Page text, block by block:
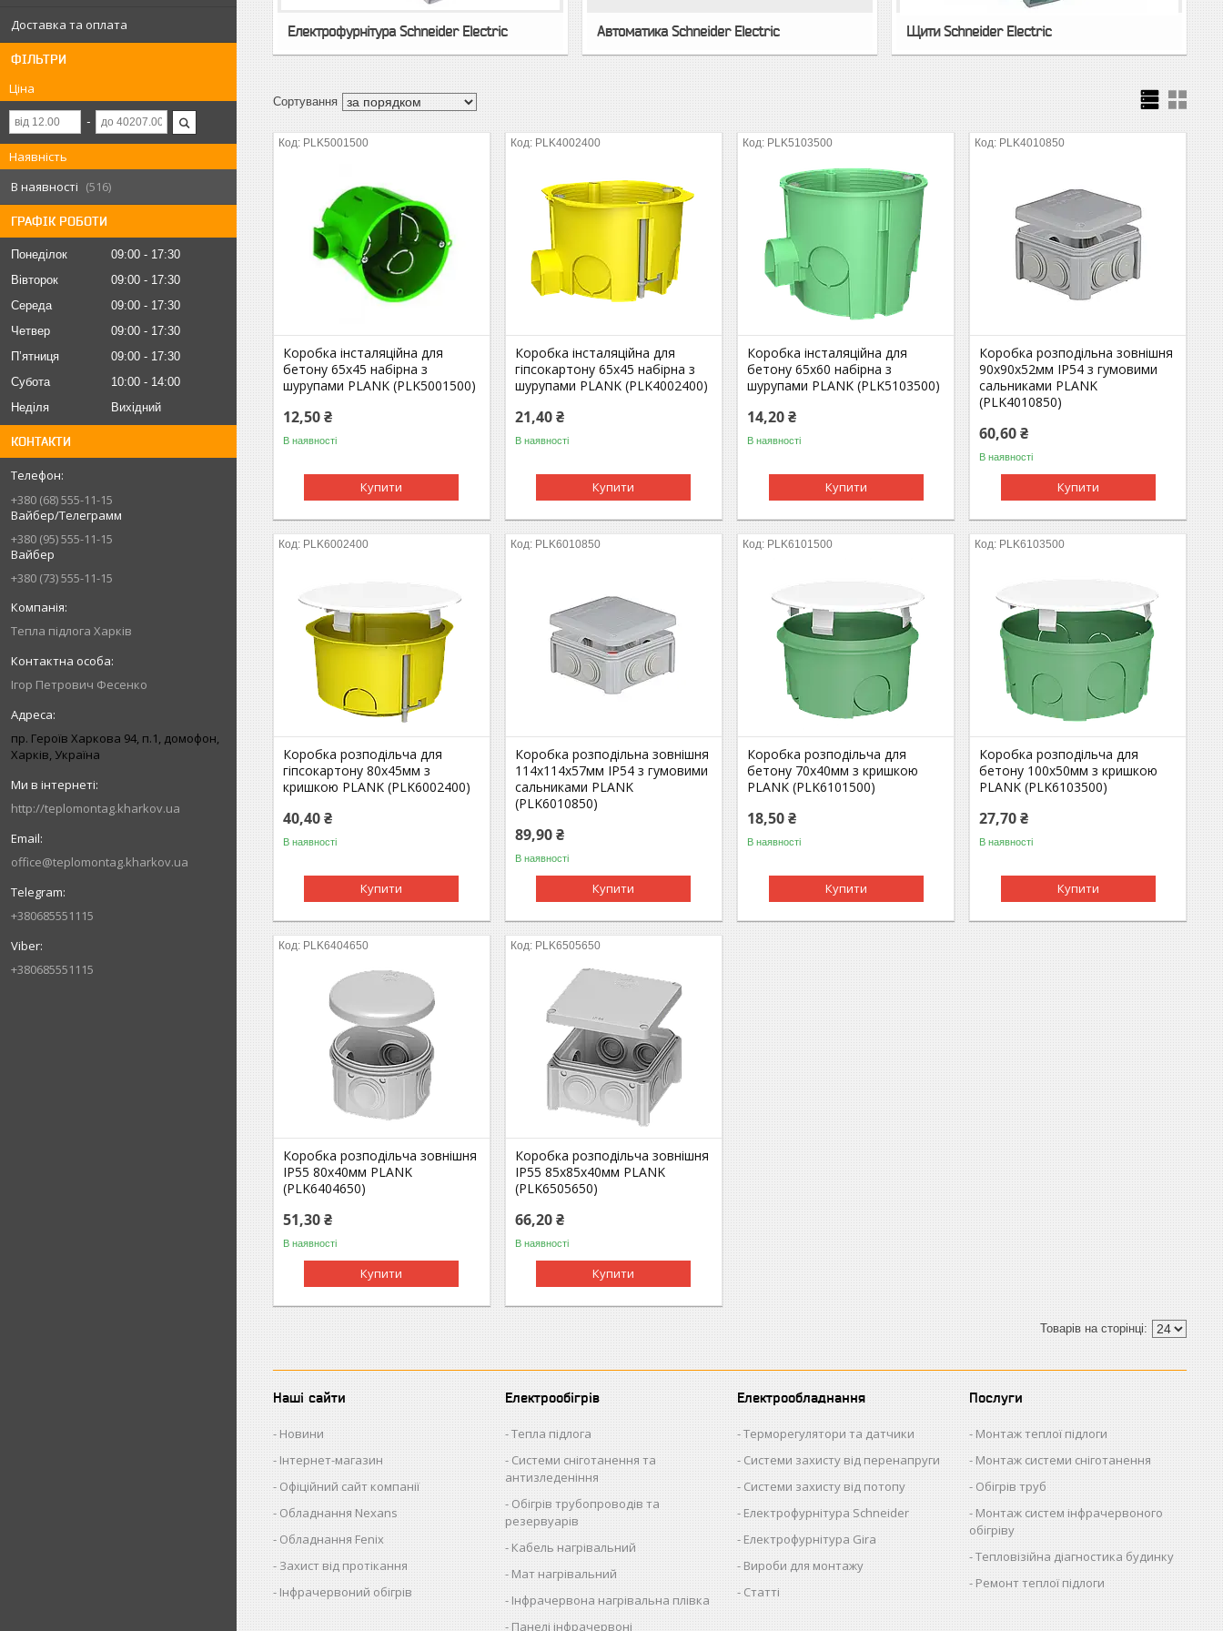
Доставка та оплата
ФІЛЬТРИ
Ціна
Наявність
В наявності
516
ГРАФІК РОБОТИ
Понеділок 09:00
17:30
Вівторок
09:00
17:30
Середа
09:00
17:30
Четвер
09:00
17:30
Пʼятниця
09:00
17:30
Субота
10:00
14:00
Неділя
Вихідний
КОНТАКТИ
+380 (68) 555-11-15
Вайбер/Телеграмм
+380 (95) 555-11-15
Вайбер
+380 (73) 555-11-15
Тепла підлога Харків
Iгор Петрович Фесенко
пр. Героїв Харкова 94, п.1, домофон,
Харків, Україна
http://teplomontag.kharkov.ua
office@teplomontag.kharkov.ua
+380685551115
+380685551115
Електрофурнітура Schneider Electric Автоматика Schneider Electric Щити Schneider Electric
PLK5001500
Коробка інсталяційна для
бетону 65х45 набірна з
шурупами PLANK (PLK5001500)
12,50 ₴
В наявності
Купити
PLK4002400
Коробка інсталяційна для
гіпсокартону 65х45 набірна з
шурупами PLANK (PLK4002400)
21,40 ₴
В наявності
Купити
PLK5103500
Коробка інсталяційна для
бетону 65х60 набірна з
шурупами PLANK (PLK5103500)
14,20 ₴
В наявності
Купити
PLK4010850
Коробка розподільна зовнішня
90х90х52мм IP54 з гумовими
сальниками PLANK
(PLK4010850)
60,60 ₴
В наявності
Купити
PLK6002400
Коробка розподільча для
гіпсокартону 80х45мм з
кришкою PLANK (PLK6002400)
40,40 ₴
В наявності
Купити
PLK6010850
Коробка розподільна зовнішня
114х114х57мм IP54 з гумовими
сальниками PLANK
(PLK6010850)
89,90 ₴
В наявності
Купити
PLK6101500
Коробка розподільча для
бетону 70x40мм з кришкою
PLANK (PLK6101500)
18,50 ₴
В наявності
Купити
PLK6103500
Коробка розподільча для
бетону 100x50мм з кришкою
PLANK (PLK6103500)
27,70 ₴
В наявності
Купити
PLK6404650
Коробка розподільча зовнішня
IP55 80x40мм PLANK
(PLK6404650)
51,30 ₴
В наявності
Купити
PLK6505650
Коробка розподільча зовнішня
IP55 85x85х40мм PLANK
(PLK6505650)
66,20 ₴
В наявності
Купити
Наші сайти
Новини
Інтернет-магазин
Офіційний сайт компанії
Обладнання Nexans
Обладнання Fenix
Захист від протікання
Інфрачервоний обігрів
Електрообігрів
Тепла підлога
Системи сніготанення та
антизледеніння
Обігрів трубопроводів та
резервуарів
Кабель нагрівальний
Мат нагрівальний
Інфрачервона нагрівальна плівка
Панелі інфрачервоні
Електрообладнання
Терморегулятори та датчики
Системи захисту від перенапруги
Системи захисту від потопу
Електрофурнітура Schneider
Електрофурнітура Gira
Вироби для монтажу
Статті
Послуги
Монтаж теплої підлоги
Монтаж системи сніготанення
Обігрів труб
Монтаж систем інфрачервоного
обігріву
Тепловізійна діагностика будинку
Ремонт теплої підлоги